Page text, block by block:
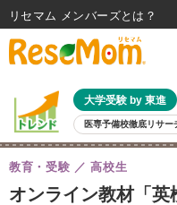
大学受験 by 東進
医専予備校徹底リサー
親子で考える大学選び 高校受験
共通テスト 夏休み
8月開催イベント・WS 全国公立
オンライン教材「英
教育・受験 高校生
リセマム メンバーズ